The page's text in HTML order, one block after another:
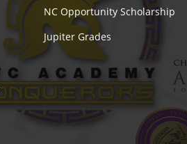
NC Opportunity Scholarship
Jupiter Grades